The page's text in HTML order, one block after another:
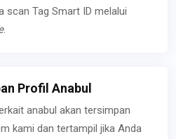
scan Tag Smart ID melalui
.
Profil Anabul
anabul akan tersimpan
kami dan tertampil jika Anda